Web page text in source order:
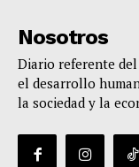
Nosotros
Diario referente
el desarrollo
la sociedad y la